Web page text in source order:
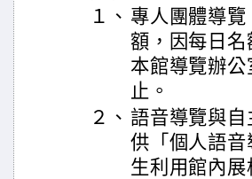
１、 專人團體導
額，因每日
本館導覽辦
止。
２、 語音導覽與
供「個人語
生利用館內